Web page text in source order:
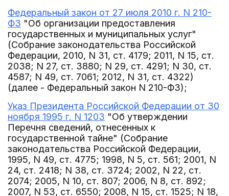
Федеральный закон от 27 июля 2010 г. N 210-
ФЗ "Об организации предоставления
государственных и муниципальных услуг"
(Собрание законодательства Российской
Федерации, 2010, N 31, ст. 4179; 2011, N 15, ст.
2038; N 27, ст. 3880; N 29, ст. 4291; N 30, ст.
4587; N 49, ст. 7061; 2012, N 31, ст. 4322)
(далее - Федеральный закон N 210-ФЗ);
Указ Президента Российской Федерации от 30
ноября 1995 г. N 1203 "Об утверждении
Перечня сведений, отнесенных к
государственной тайне" (Собрание
законодательства Российской Федерации,
1995, N 49, ст. 4775; 1998, N 5, ст. 561; 2001, N
24, ст. 2418; N 38, ст. 3724; 2002, N 22, ст.
2074; 2005, N 10, ст. 807; 2006, N 8, ст. 892;
2007, N 53, ст. 6550; 2008, N 15, ст. 1525; N 18,